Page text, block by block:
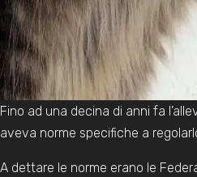
Fino ad una decina di anni fa
aveva norme specifiche a
A dettare le norme erano le